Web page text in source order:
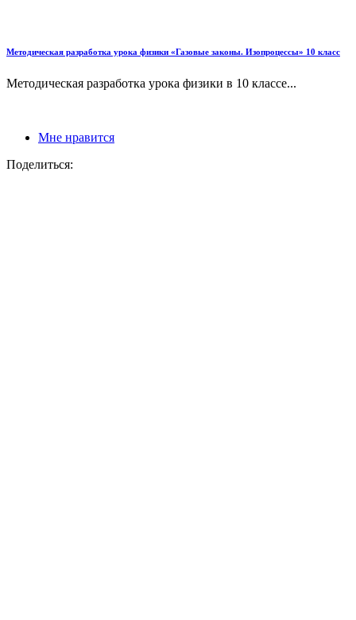
Методическая разработка урока физики «Газовые законы. Изопроцессы» 10 класс
Методическая разработка урока физики в 10 классе...
Мне нравится
Поделиться: